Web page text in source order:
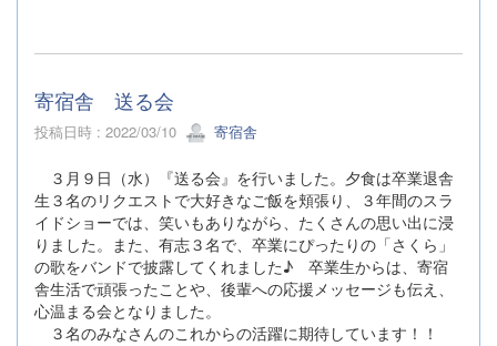
寄宿舎 送る会
投稿日時 : 2022/03/10 寄宿舎
３月９日（水）『送る会』を行いました。夕食は卒業退舎
生３名のリクエストで大好きなご飯を頬張り、３年間のスラ
イドショーでは、笑いもありながら、たくさんの思い出に浸
りました。また、有志３名で、卒業にぴったりの「さくら」
の歌をバンドで披露してくれました♪ 卒業生からは、寄宿
舎生活で頑張ったことや、後輩への応援メッセージも伝え、
心温まる会となりました。
３名のみなさんのこれからの活躍に期待しています！！